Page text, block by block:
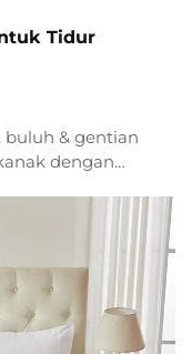
Tidur
buluh & gentian
dengan
nasihat yang